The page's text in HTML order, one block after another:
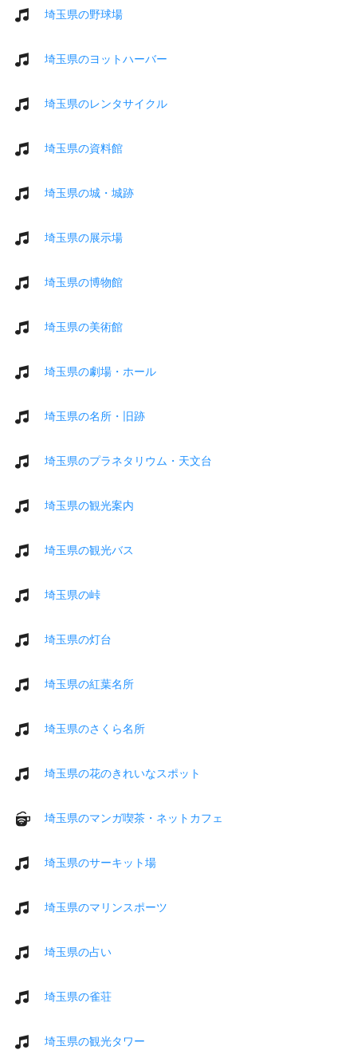
埼玉県の野球場
埼玉県のヨットハーバー
埼玉県のレンタサイクル
埼玉県の資料館
埼玉県の城・城跡
埼玉県の展示場
埼玉県の博物館
埼玉県の美術館
埼玉県の劇場・ホール
埼玉県の名所・旧跡
埼玉県のプラネタリウム・天文台
埼玉県の観光案内
埼玉県の観光バス
埼玉県の峠
埼玉県の灯台
埼玉県の紅葉名所
埼玉県のさくら名所
埼玉県の花のきれいなスポット
埼玉県のマンガ喫茶・ネットカフェ
埼玉県のサーキット場
埼玉県のマリンスポーツ
埼玉県の占い
埼玉県の雀荘
埼玉県の観光タワー